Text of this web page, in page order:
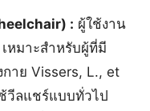
: ผู้ใช้งาน
หมาะสำหรับผู้ที่มี
าย Vissers, L., et
วีลแชร์แบบทั่วไป